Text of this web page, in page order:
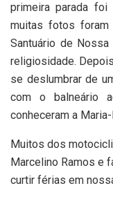
primeira parada foi
muitas fotos
Santuário de
religiosidade.
se deslumbrar de
com o balneário
conheceram a
Muitos dos
Marcelino Ramos e
curtir férias em